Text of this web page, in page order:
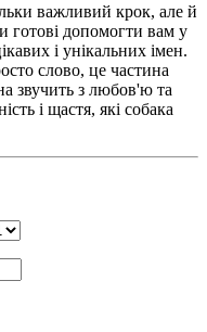
важливий крок, але й
готові допомогти вам у
і унікальних імен.
слово, це частина
звучить з любов'ю та
і щастя, які собака